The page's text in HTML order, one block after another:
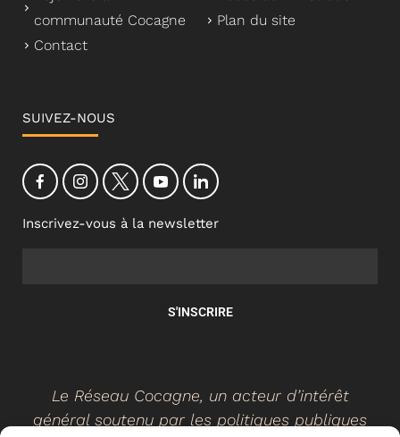
communauté Cocagne
Contact
Plan du site
SUIVEZ-NOUS
Inscrivez-vous à la newsletter
S'INSCRIRE
Le Réseau Cocagne, un acteur d’intérêt
général soutenu par les politiques publiques